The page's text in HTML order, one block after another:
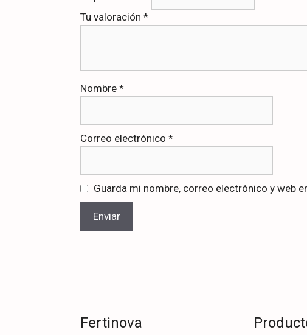
Tu valoración *
Nombre *
Correo electrónico *
Guarda mi nombre, correo electrónico y web
Fertinova